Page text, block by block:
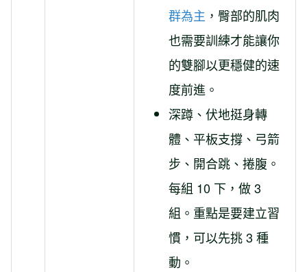
群為主 ，臀部的肌肉
也需要訓練才能讓你
的雙腳以更穩健的速
度前進。
深蹲、伏地挺身轉
體、平板支撐、弓箭
步、開合跳、捲腹。
每組 10 下，做 3
組。重點是要建立習
慣，可以先挑 3 種
動。